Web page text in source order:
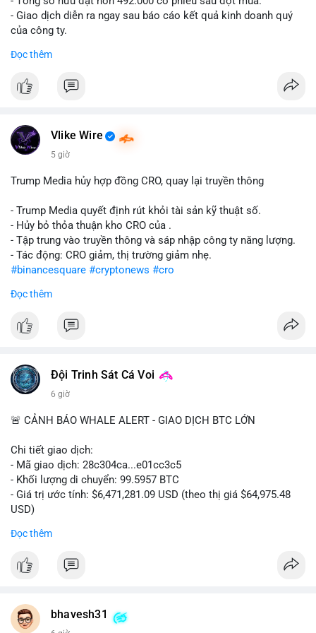
- Giao dịch diễn ra ngay sau báo cáo kết quả kinh doanh quý
của công ty.
#abtc #cryptonews
$btc $eth
📰 Nguồn: CoinDesk
Đọc thêm
Vlike Wire
5 giờ
Trump Media hủy hợp đồng CRO, quay lại truyền thông
- Trump Media quyết định rút khỏi tài sản kỹ thuật số.
- Hủy bỏ thỏa thuận kho CRO của .
- Tập trung vào truyền thông và sáp nhập công ty năng lượng.
- Tác động: CRO giảm, thị trường giảm nhẹ.
#binancesquare #cryptonews #cro
$cro
#vlikevn #titanbot
Đọc thêm
Đội Trinh Sát Cá Voi
6 giờ
🚨 CẢNH BÁO WHALE ALERT - GIAO DỊCH BTC LỚN
Chi tiết giao dịch:
- Mã giao dịch: 28c304ca...e01cc3c5
- Khối lượng di chuyển: 99.5957 BTC
- Giá trị ước tính: $6,471,281.09 USD (theo thị giá $64,975.48
USD)
giá hơn 6.47 triệu USD, cho thấy dấu hiệu chuyển tiền quy mô
thanh khoản hoặc bán, hoặc chuyển sang ví lạnh nhằm tích lũy
dài hạn. Việc giao dịch chưa được xác nhận tạo tâm lý thận
Đọc thêm
bhavesh31